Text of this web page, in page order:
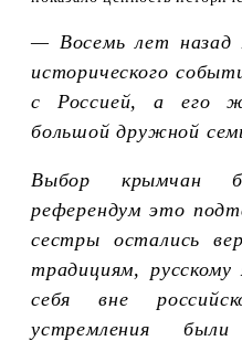
— Восемь лет назад
исторического
с Россией, а его
большой дружной
Выбор крымчан
референдум это
сестры остались
традициям,
себя вне
устремления